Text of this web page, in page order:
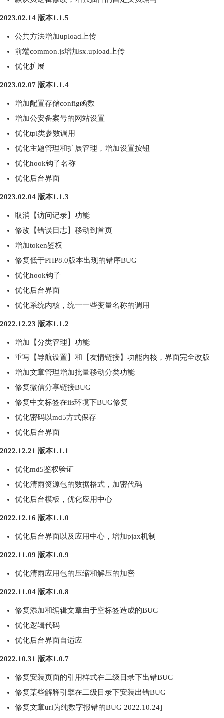
2023.02.14 版本1.1.5
公共方法增加upload上传
前端common.js增加sx.upload上传
优化扩展
2023.02.07 版本1.1.4
增加配置存储config函数
增加公安备案号的网站设置
优化tpl类参数调用
优化主题管理和扩展管理，增加设置按钮
优化hook钩子名称
优化后台界面
2023.02.04 版本1.1.3
取消【访问记录】功能
修改【错误日志】移动到首页
增加token鉴权
修复低于PHP8.0版本出现的错序BUG
优化hook钩子
优化后台界面
优化系统内核，统一一些变量名称的调用
2022.12.23 版本1.1.2
增加【分类管理】功能
重写【导航设置】和【友情链接】功能内核，界面完全改版
增加文章管理增加批量移动分类功能
修复微信分享链接BUG
修复中文标签在iis环境下BUG修复
优化密码以md5方式保存
优化后台界面
2022.12.21 版本1.1.1
优化md5鉴权验证
优化清雨资源包的数据格式，加密代码
优化后台模板，优化应用中心
2022.12.16 版本1.1.0
优化后台界面以及应用中心，增加pjax机制
2022.11.09 版本1.0.9
优化清雨应用包的压缩和解压的加密
2022.11.04 版本1.0.8
修复添加和编辑文章由于空标签造成的BUG
优化逻辑代码
优化后台界面自适应
2022.10.31 版本1.0.7
修复安装页面的引用样式在二级目录下出错BUG
修复某些解释引擎在二级目录下安装出错BUG
修复文章url为纯数字报错的BUG 2022.10.24]